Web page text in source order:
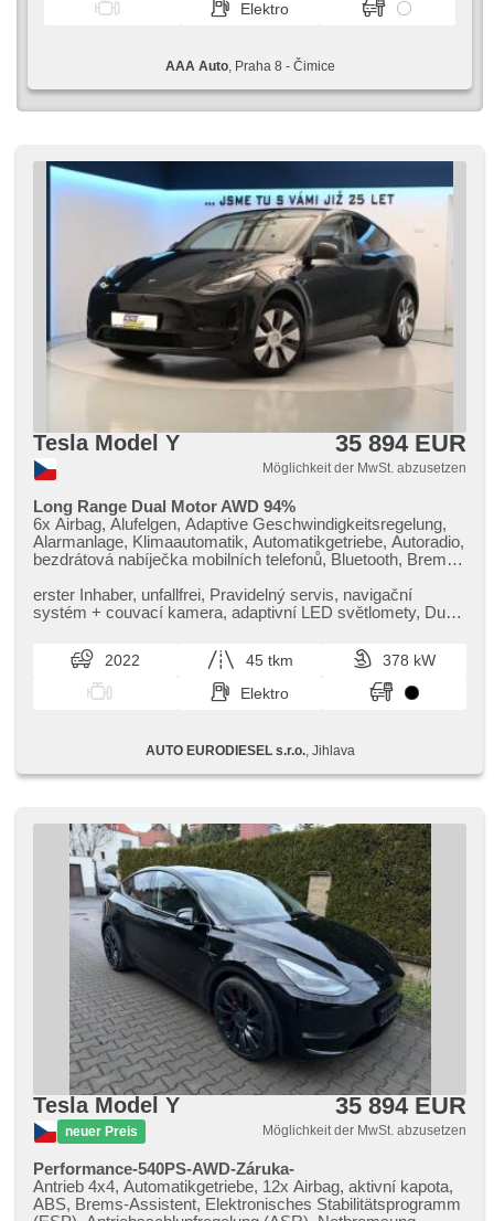
Elektro
AAA Auto, Praha 8 - Čimice
Tesla Model Y 35 894 EUR
Möglichkeit der MwSt. abzusetzen
Long Range Dual Motor AWD 94%
6x Airbag, Alufelgen, Adaptive Geschwindigkeitsregelung,
Alarmanlage, Klimaautomatik, Automatikgetriebe, Autoradio,
bezdrátová nabíječka mobilních telefonů, Bluetooth, Brems-
Zonen Klimaanlage, El. Klappspiegel, El. Deckel des
Kofferraums, El. Spiegel, Uhr Spur, Blind Spot Anzeige,
Multifunktionslenkrad, Lenkrad einstellbar, Bordcomputer,
Panoramadach, Fahrkamera, parkovací senzory přední,
parkovací senzory zadní, Antrieb 4x4, Ledersitze,
Navigation, Scheibenwischersensor, Reifendrucksensor,
Lenkrad, höheneinstellbare Sitze, Heck LED Leuchte,
ambientní osvětlení interiéru, Android Auto, Apple CarPlay,
erster Inhaber,​ unfallfrei,​ Pravidelný servis,​ navigační
systém ​+ couvací kamera,​ adaptivní LED světlomety,​ Dual
2022 45 tkm
378 kW
Elektro
AUTO EURODIESEL s.r.o., Jihlava
Tesla Model Y
neuer Preis
35 894 EUR
Möglichkeit der MwSt. abzusetzen
Performance-540PS-AWD-Záruka-
Antrieb 4x4, Automatikgetriebe, 12x Airbag, aktivní kapota,
ABS, Brems-Assistent, Elektronisches Stabilitätsprogramm